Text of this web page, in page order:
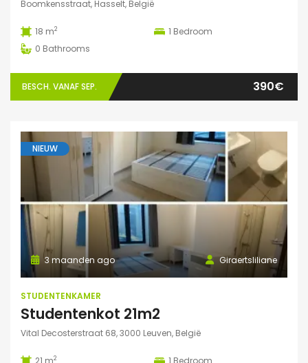
Boomkensstraat, Hasselt, België
18 m2 1 Bedroom
0 Bathrooms
BESCH. VANAF SEP. 390€
NIEUW
Giraertsliliane
3 maanden ago
STUDENTENKAMER
Studentenkot 21m2
Vital Decosterstraat 68, 3000 Leuven, België
21 m2 1 Bedroom